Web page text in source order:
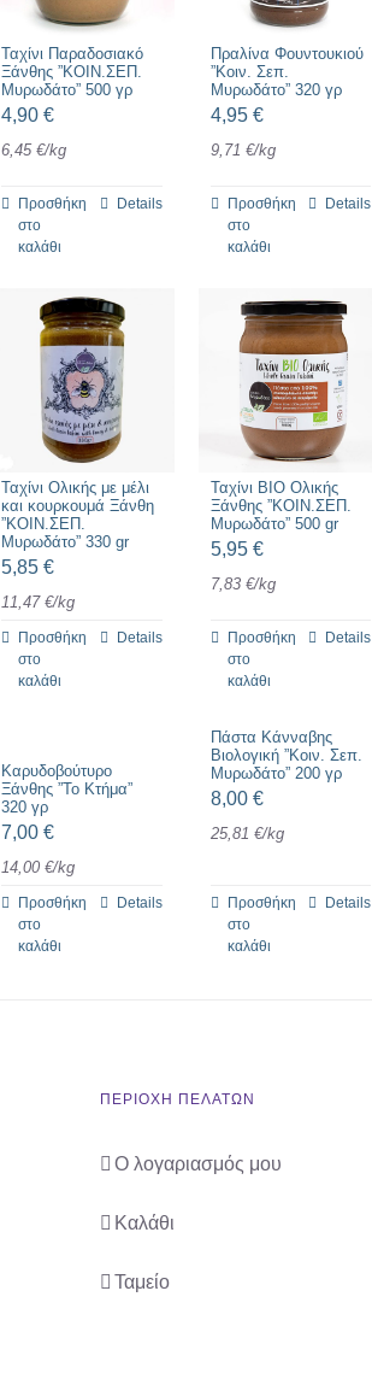
Ταχίνι Παραδοσιακό
Ξάνθης ”ΚΟΙΝ.ΣΕΠ.
Μυρωδάτο” 500 γρ
4,90€
6,45€/kg
Προσθήκη
στο
καλάθι
Details
Πραλίνα Φουντουκιού
”Κοιν. Σεπ.
Μυρωδάτο” 320 γρ
4,95 €
9,71 €/kg
Προσθήκη
στο
καλάθι
Details
Ταχίνι Ολικής με μέλι
και κουρκουμά Ξάνθη
”ΚΟΙΝ.ΣΕΠ.
Μυρωδάτο” 330 gr
5,85€
11,47€/kg
Προσθήκη
στο
καλάθι
Details
Ταχίνι BIO Ολικής
Ξάνθης ”ΚΟΙΝ.ΣΕΠ.
Μυρωδάτο” 500 gr
5,95 €
7,83 €/kg
Προσθήκη
στο
καλάθι
Details
Καρυδοβούτυρο
Ξάνθης ”Το Κτήμα”
320 γρ
7,00€
14,00€/kg
Προσθήκη
στο
καλάθι
Details
Πάστα Κάνναβης
Βιολογική ”Κοιν. Σεπ.
Μυρωδάτο” 200 γρ
8,00 €
25,81 €/kg
Προσθήκη
στο
καλάθι
Details
ΠΕΡΙΟΧΗ ΠΕΛΑΤΩΝ
Ο λογαριασμός μου
Καλάθι
Ταμείο